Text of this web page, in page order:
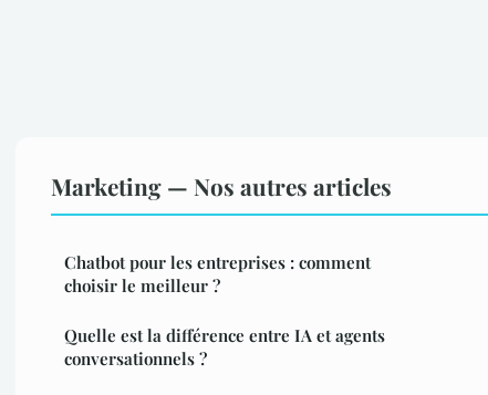
Marketing — Nos autres articles
Chatbot pour les entreprises : comment
choisir le meilleur ?
Quelle est la différence entre IA et agents
conversationnels ?